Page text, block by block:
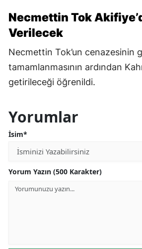
Necmettin Tok
Verilecek
Necmettin Tok’un cenazesinin
tamamlanmasının ardından
getirileceği öğrenildi.
Yorumlar
İsim*
Yorum Yazın (500 Karakter)